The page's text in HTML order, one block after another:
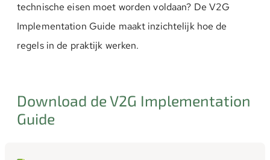
technische eisen moet worden voldaan? De V2G
Implementation Guide maakt inzichtelijk hoe de
regels in de praktijk werken.
Download de V2G Implementation
Guide